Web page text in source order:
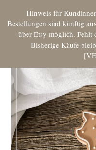
Hinweis für
Bestellungen sind künftig
über Etsy möglich. Fehlt
Bisherige Käufe